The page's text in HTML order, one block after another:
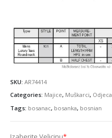
SKU: AR74414
Categories: Majice, Muškarci, Odjeca
Tags: bosanac, bosanka, bosnian